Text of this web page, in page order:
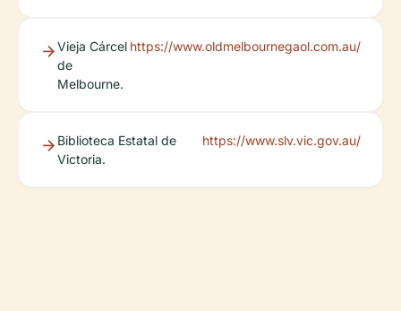
Vieja Cárcel
de
Melbourne.
https://www.oldmelbournegaol.com.au/
Biblioteca Estatal de
Victoria.
https://www.slv.vic.gov.au/